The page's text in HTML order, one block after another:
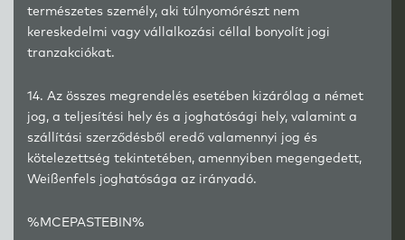
természetes személy, aki túlnyomórészt nem
kereskedelmi vagy vállalkozási céllal bonyolít jogi
tranzakciókat.
14. Az összes megrendelés esetében kizárólag a német
jog, a teljesítési hely és a joghatósági hely, valamint a
szállítási szerződésből eredő valamennyi jog és
kötelezettség tekintetében, amennyiben megengedett,
Weißenfels joghatósága az irányadó.
%MCEPASTEBIN%